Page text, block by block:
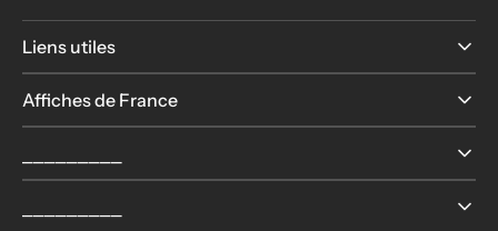
Liens utiles
Affiches de France